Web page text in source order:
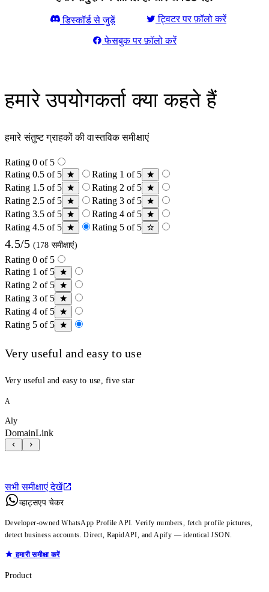
डिस्कॉर्ड से जुड़ें ट्विटर पर फ़ॉलो करें
फेसबुक पर फ़ॉलो करें
हमारे उपयोगकर्ता क्या कहते हैं
हमारे संतुष्ट ग्राहकों की वास्तविक समीक्षाएं
Rating 0 of 5
Rating 0.5 of 5
Rating 1 of 5
Rating 1.5 of 5
Rating 2 of 5
Rating 2.5 of 5
Rating 3 of 5
Rating 3.5 of 5
Rating 4 of 5
Rating 4.5 of 5
Rating 5 of 5
4.5/5 (178 समीक्षाएं)
Rating 0 of 5
Rating 1 of 5
Rating 2 of 5
Rating 3 of 5
Rating 4 of 5
Rating 5 of 5
Very useful and easy to use
Very useful and easy to use, five star
A
Aly
DomainLink
सभी समीक्षाएं देखें
व्हाट्सएप चेकर
Developer-owned WhatsApp Profile API. Verify numbers, fetch profile pictures,
detect business accounts. Direct, RapidAPI, and Apify — identical JSON.
हमारी समीक्षा करें
Product